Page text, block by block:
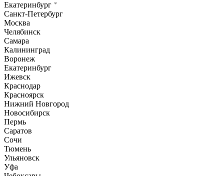
Екатеринбург
Санкт-Петербург
Москва
Челябинск
Самара
Калининград
Воронеж
Екатеринбург
Ижевск
Краснодар
Красноярск
Нижний Новгород
Новосибирск
Пермь
Саратов
Сочи
Тюмень
Ульяновск
Уфа